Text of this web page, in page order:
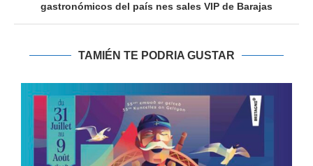
gastronómicos del país nes sales VIP de Barajas
TAMIÉN TE PODRIA GUSTAR